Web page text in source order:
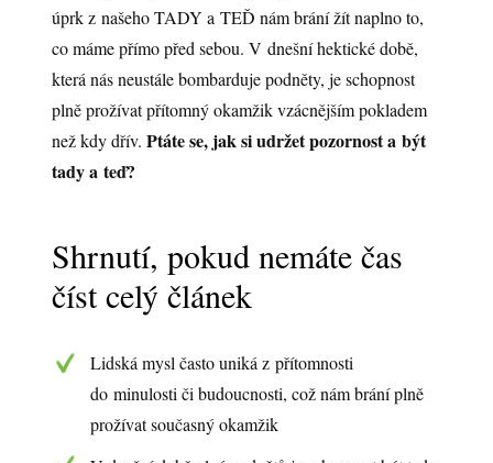
úprk z našeho TADY a TEĎ nám brání žít naplno to,
co máme přímo před sebou. V dnešní hektické době,
která nás neustále bombarduje podněty, je schopnost
plně prožívat přítomný okamžik vzácnějším pokladem
než kdy dřív.Ptáte se, jak si udržet pozornost a být
tady a teď?
Shrnutí, pokud nemáte čas
číst celý článek
Lidská mysl často uniká z přítomnosti
do minulosti či budoucnosti, což nám brání plně
prožívat současný okamžik